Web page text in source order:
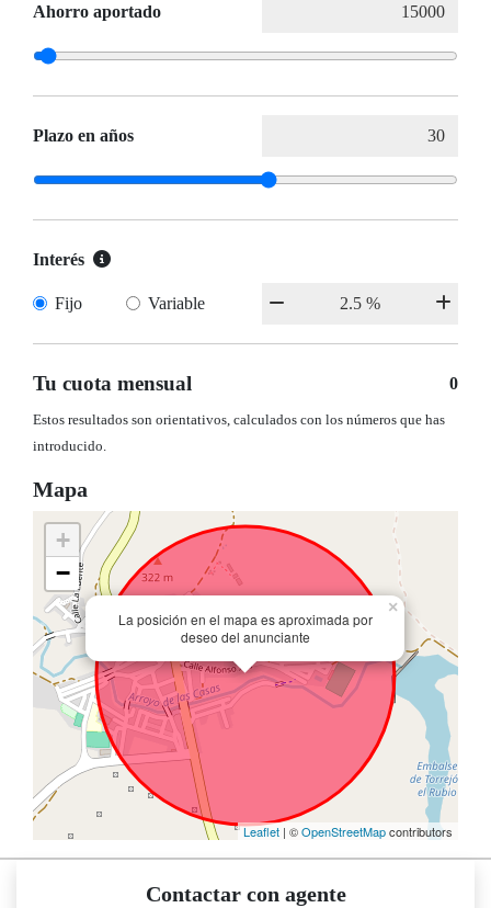
Ahorro aportado
Plazo en años
Interés
Fijo Variable
Tu cuota mensual 0
Estos resultados son orientativos, calculados con los números que has
introducido.
Mapa
La posición en el mapa es aproximada por
deseo del anunciante
×
+
−
Leaflet | ©OpenStreetMapcontributors
Contactar con agente